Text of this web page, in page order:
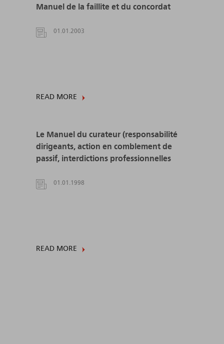
Manuel de la faillite et du concordat
01.01.2003
READ MORE
Le Manuel du curateur (responsabilité
dirigeants, action en comblement de
passif, interdictions professionnelles
01.01.1998
READ MORE